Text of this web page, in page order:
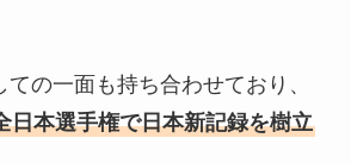
の一面も持ち合わせており、
日本選手権で日本新記録を樹立